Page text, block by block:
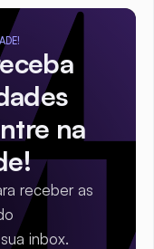
na
receber as
inbox.